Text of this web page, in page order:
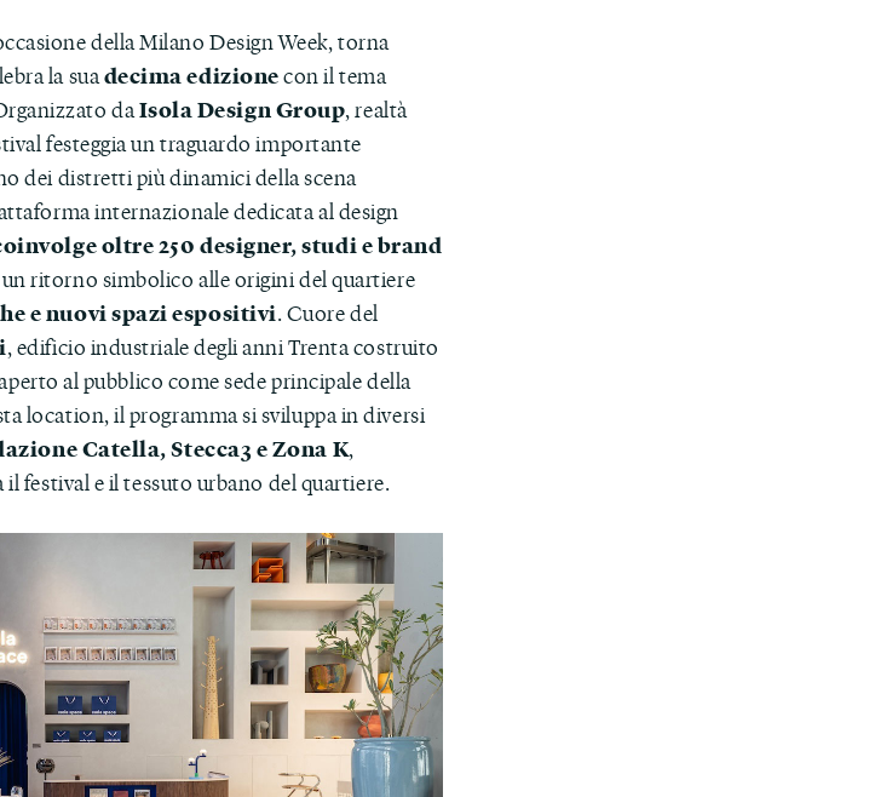
della Milano Design Week, torna
la suadecima edizionecon il tema
daIsola Design Group, realtà
festeggia un traguardo importante
dei distretti più dinamici della scena
internazionale dedicata al design
oltre 250 designer, studi e brand
un ritorno simbolico alle origini del quartiere
e nuovi spazi espositivi. Cuore del
, edificio industriale degli anni Trenta costruito
al pubblico come sede principale della
location, il programma si sviluppa in diversi
Catella, Stecca3 e Zona K,
festival e il tessuto urbano del quartiere.